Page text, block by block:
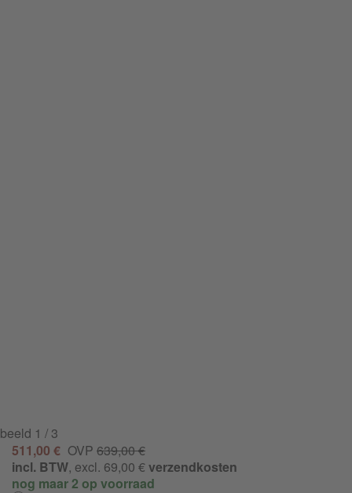
beeld 1 / 3
511,00 € OVP 639,00 €
incl. BTW, excl. 69,00 €verzendkosten
nog maar 2 op voorraad